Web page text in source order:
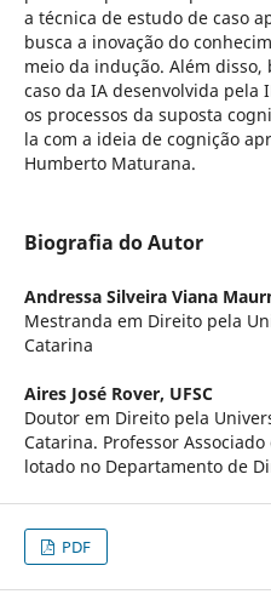
a técnica de estudo de caso
busca a inovação do
meio da indução. Além
caso da IA desenvolvida pela
os processos da suposta
la com a ideia de cognição
Humberto Maturana.
Biografia do Autor
Andressa Silveira Viana
Mestranda em Direito pela
Catarina
Aires José Rover, UFSC
Doutor em Direito pela
Catarina. Professor
lotado no Departamento de
PDF